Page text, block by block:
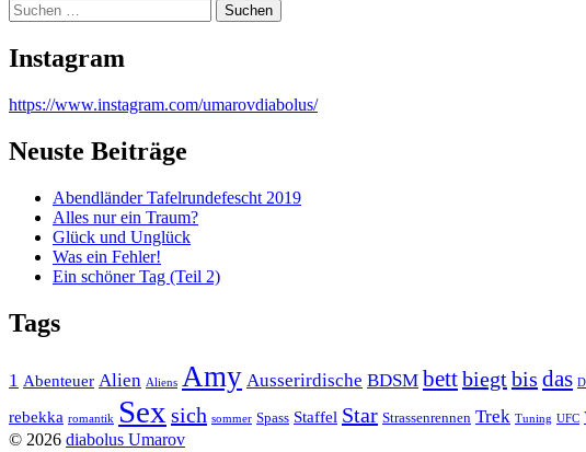
Suchen
nach:
Instagram
https://www.instagram.com/umarovdiabolus/
Neuste Beiträge
Abendländer Tafelrundefescht 2019
Alles nur ein Traum?
Glück und Unglück
Was ein Fehler!
Ein schöner Tag (Teil 2)
Tags
1 Abenteuer Alien Aliens Amy Ausserirdische BDSM bettbiegtbis das
rebekka romantik Sex sich sommer Spass Staffel Star Strassenrennen Trek Tuning UFC
© 2026 diabolus Umarov